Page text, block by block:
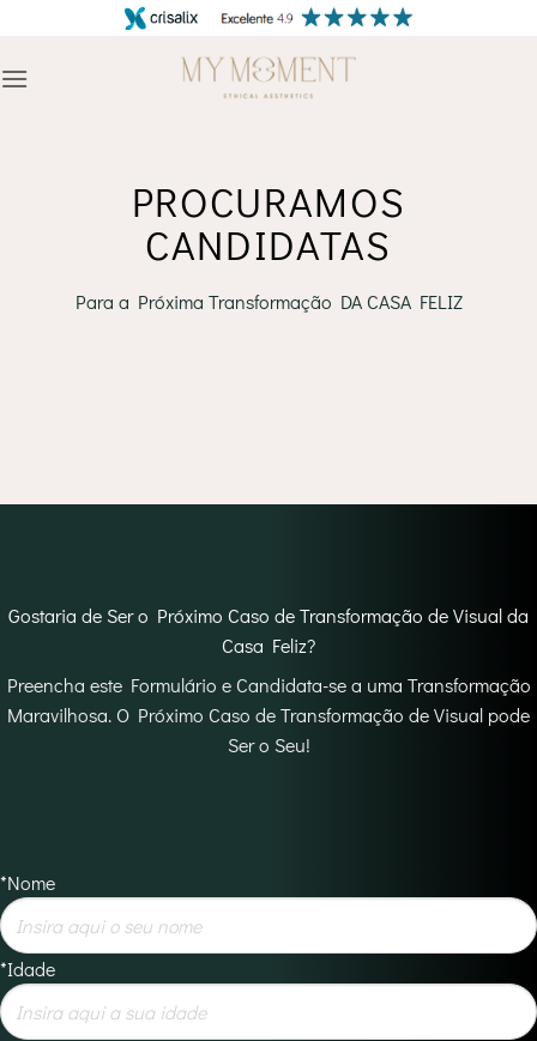
content
PROCURAMOS
CANDIDATAS
Para a Próxima Transformação DA CASA FELIZ
Gostaria de Ser o Próximo Caso de Transformação de Visual da
Casa Feliz?
Preencha este Formulário e Candidata-se a uma Transformação
Maravilhosa. O Próximo Caso de Transformação de Visual pode
Ser o Seu!
*Nome
*Idade